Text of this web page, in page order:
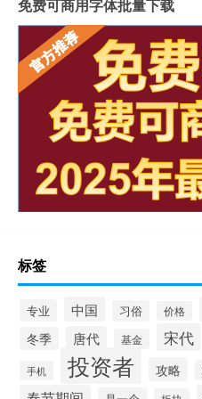
免费可商用字体批量下载
标签
专业 中国 习俗 价格
冬季 唐代 基金 宋代
手机 投资者 攻略